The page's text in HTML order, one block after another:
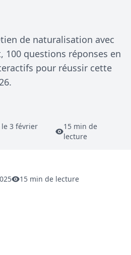
de naturalisation avec
100 questions réponses en
pour réussir cette
3 février
15 min de
lecture
15 min de lecture